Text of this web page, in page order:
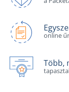
online
Több,